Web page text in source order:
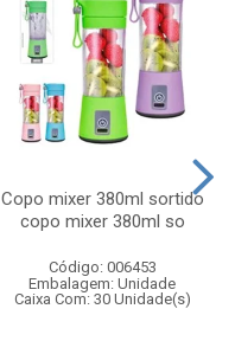
Copo mixer 380ml sortido
copo mixer 380ml so
Código: 006453
Embalagem: Unidade
Caixa Com: 30 Unidade(s)